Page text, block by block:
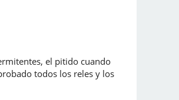
el pitido cuando
todos los reles y los